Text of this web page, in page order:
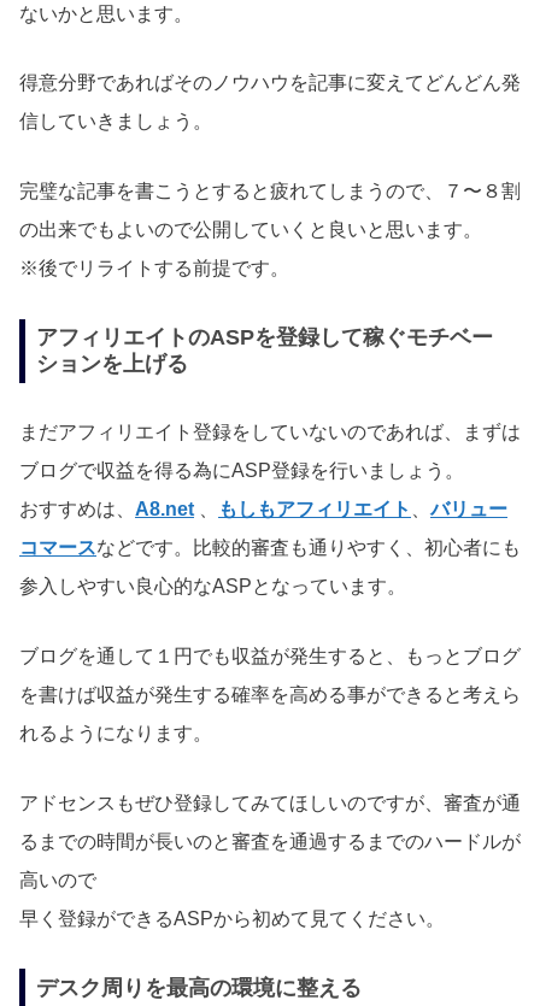
ないかと思います。
得意分野であればそのノウハウを記事に変えてどんどん発
信していきましょう。
完璧な記事を書こうとすると疲れてしまうので、７〜８割
の出来でもよいので公開していくと良いと思います。
※後でリライトする前提です。
アフィリエイトのASPを登録して稼ぐモチベー
ションを上げる
まだアフィリエイト登録をしていないのであれば、まずは
ブログで収益を得る為にASP登録を行いましょう。
おすすめは、 A8.net 、 もしもアフィリエイト 、バリュー
コマースなどです。比較的審査も通りやすく、初心者にも
参入しやすい良心的なASPとなっています。
ブログを通して１円でも収益が発生すると、もっとブログ
を書けば収益が発生する確率を高める事ができると考えら
れるようになります。
アドセンスもぜひ登録してみてほしいのですが、審査が通
るまでの時間が長いのと審査を通過するまでのハードルが
高いので
早く登録ができるASPから初めて見てください。
デスク周りを最高の環境に整える